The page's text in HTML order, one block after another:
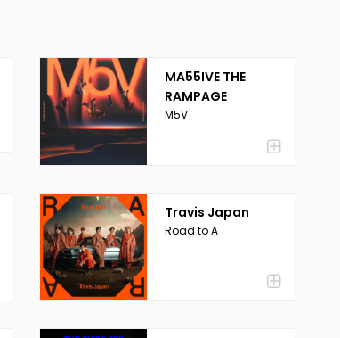
MA55IVE THE
RAMPAGE
M5V
Travis Japan
Road to A